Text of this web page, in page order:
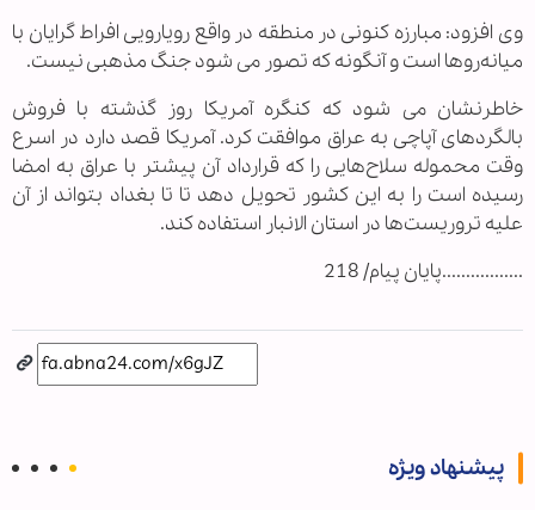
وی افزود: مبارزه کنونی در منطقه در واقع رویارویی افراط گرایان با
میانه‌روها است و آنگونه که تصور می شود جنگ مذهبی نیست.
خاطرنشان می شود که کنگره آمریکا روز گذشته با فروش
بالگردهای آپاچی به عراق موافقت کرد. آمریکا قصد دارد در اسرع
وقت محموله سلاح‌هایی را که قرارداد آن پیشتر با عراق به امضا
رسیده است را به این کشور تحویل دهد تا تا بغداد بتواند از آن
علیه تروریست‌ها در استان الانبار استفاده کند.
.................پایان پیام/ 218
پیشنهاد ویژه